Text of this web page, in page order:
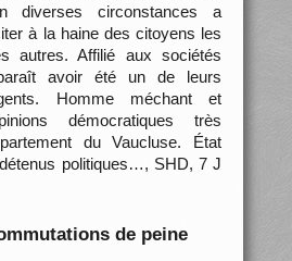
diverses circonstances a
à la haine des citoyens les
autres. Affilié aux sociétés
avoir été un de leurs
Homme méchant et
démocratiques très
du Vaucluse. État
politiques…, SHD, 7 J
de peine